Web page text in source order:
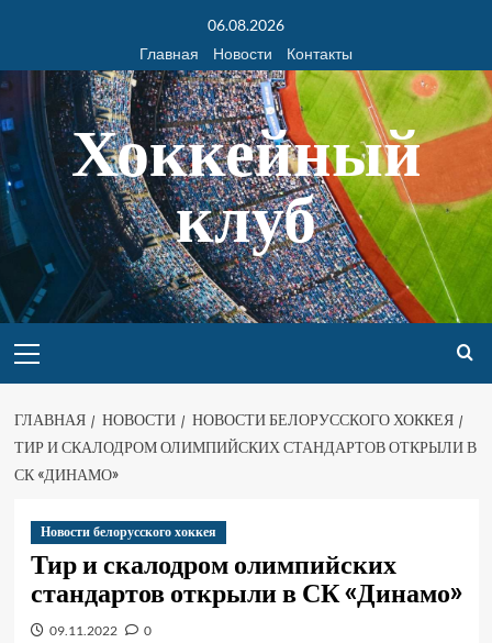
06.08.2026
Главная
Новости Контакты
Хоккейный
клуб
ГЛАВНАЯ НОВОСТИ
НОВОСТИ БЕЛОРУССКОГО ХОККЕЯ
ТИР И СКАЛОДРОМ ОЛИМПИЙСКИХ СТАНДАРТОВ ОТКРЫЛИ В
СК «ДИНАМО»
Новости белорусского хоккея
Тир и скалодром олимпийских
стандартов открыли в СК «Динамо»
09.11.2022 0